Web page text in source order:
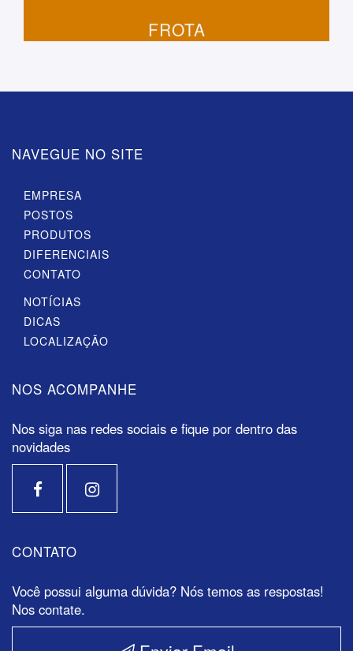
FROTA
NAVEGUE NO SITE
EMPRESA
POSTOS
PRODUTOS
DIFERENCIAIS
CONTATO
NOTÍCIAS
DICAS
LOCALIZAÇÃO
NOS ACOMPANHE
Nos siga nas redes sociais e fique por dentro das
novidades
CONTATO
Você possui alguma dúvida? Nós temos as respostas!
Nos contate.